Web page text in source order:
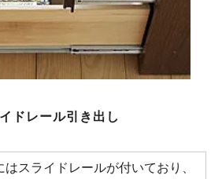
ドレール引き出し
スライドレールが付いており、